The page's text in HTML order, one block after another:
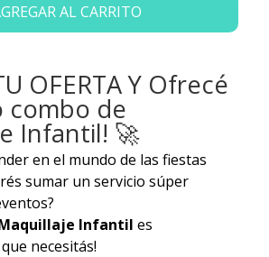
AL CARRITO
OFERTA Y Ofrecé
de
Infantil! 🚀
en el mundo de las fiestas
sumar un servicio súper
Infantil es
necesitás!